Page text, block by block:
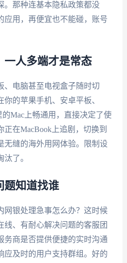
。那种连基本隐私政策都没
应用，再便宜也不能碰，账号
一人多端才是常态
、电脑甚至电视盒子随时切
的苹果手机、安卓平板、
Mac上畅通用，直接决定了使
在MacBook上追剧，切换到
无缝的海外用网体验。限制设
了。
题知道找谁
网银处理急事怎么办？这时候
线、有耐心解决问题的客服团
务商是否提供便捷的实时沟通
应及时的用户支持群组。好的